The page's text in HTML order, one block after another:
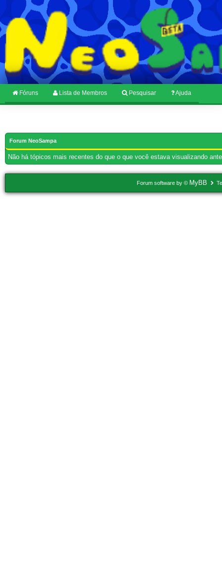
Fóruns Lista de Membros Pesquisar Ajuda
Forum NeoSampa
Não há tópicos mais recentes do que o que você estava visualizando
Forum software by © MyBB